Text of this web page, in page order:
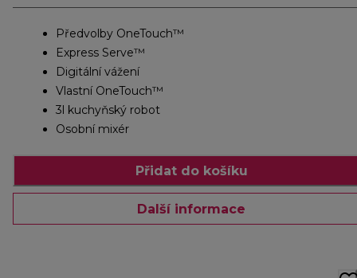
Předvolby OneTouch™
Express Serve™
Digitální vážení
Vlastní OneTouch™
3l kuchyňský robot
Osobní mixér
Přidat do košíku
Další informace